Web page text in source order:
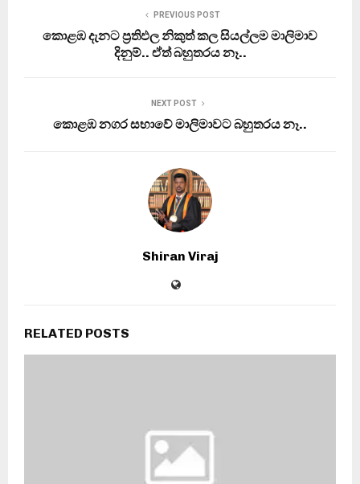
PREVIOUS POST
කොළඹ දැනට ප‍්‍රතිඵල නිකුත් කල සියල්ලම මාලිමාව
දිනුම්.. ඒත් බහුතරය නෑ..
NEXT POST
කොළඹ නගර සභාවේ මාලිමාවට බහුතරය නෑ..
Shiran Viraj
RELATED POSTS